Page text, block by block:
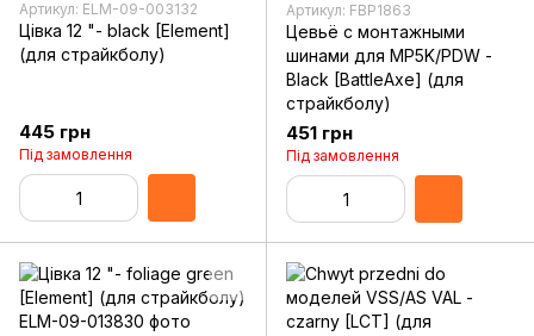
Артикул: ELM-09-003132
Цівка 12 "- black [Element]
(для страйкболу)
445 грн
Під замовлення
Артикул: FBP1863
Цевьё с монтажными
шинами для MP5K/PDW -
Black [BattleAxe] (для
страйкболу)
451 грн
Під замовлення